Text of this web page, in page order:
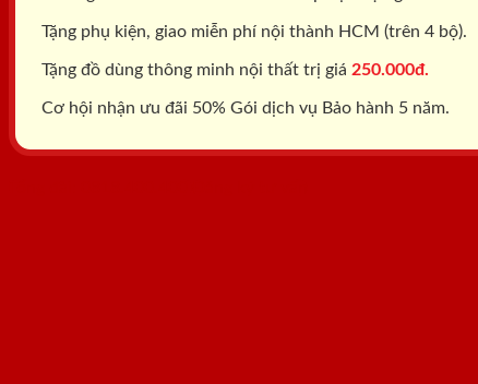
Tặng phụ kiện, giao miễn phí nội thành HCM (trên 4 bộ).
Tặng đồ dùng thông minh nội thất trị giá 250.000đ.
Cơ hội nhận ưu đãi 50% Gói dịch vụ Bảo hành 5 năm.